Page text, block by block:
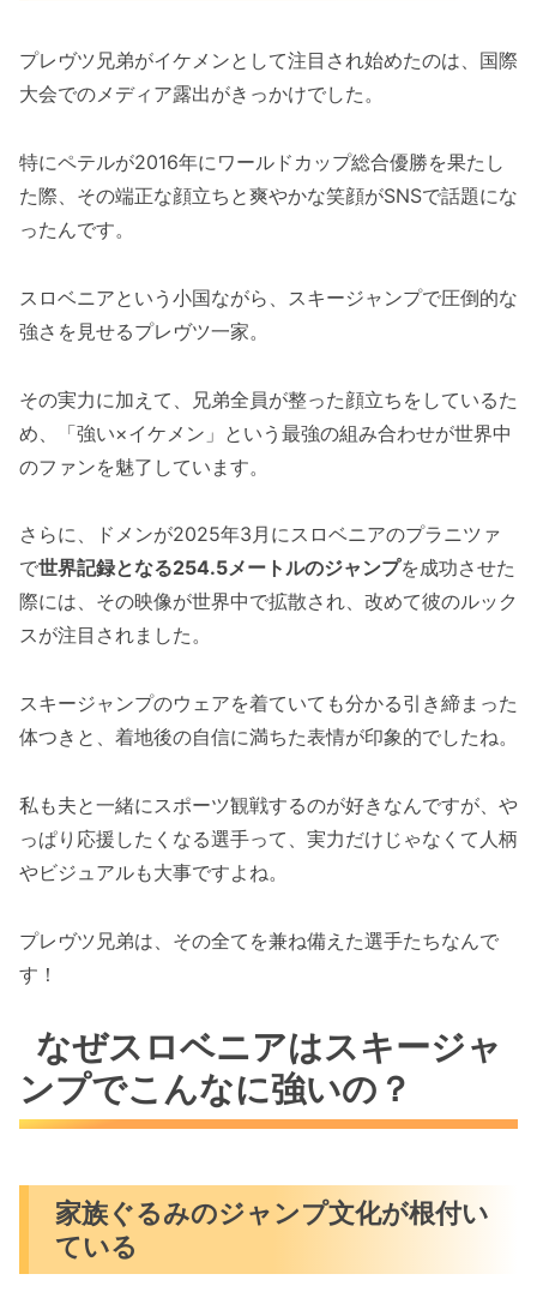
プレヴツ兄弟がイケメンとして注目され始めたのは、国際
大会でのメディア露出がきっかけでした。
特にペテルが2016年にワールドカップ総合優勝を果たし
た際、その端正な顔立ちと爽やかな笑顔がSNSで話題にな
ったんです。
スロベニアという小国ながら、スキージャンプで圧倒的な
強さを見せるプレヴツ一家。
その実力に加えて、兄弟全員が整った顔立ちをしているた
め、「強い×イケメン」という最強の組み合わせが世界中
のファンを魅了しています。
さらに、ドメンが2025年3月にスロベニアのプラニツァ
で世界記録となる254.5メートルのジャンプを成功させた
際には、その映像が世界中で拡散され、改めて彼のルック
スが注目されました。
スキージャンプのウェアを着ていても分かる引き締まった
体つきと、着地後の自信に満ちた表情が印象的でしたね。
私も夫と一緒にスポーツ観戦するのが好きなんですが、や
っぱり応援したくなる選手って、実力だけじゃなくて人柄
やビジュアルも大事ですよね。
プレヴツ兄弟は、その全てを兼ね備えた選手たちなんで
す！
なぜスロベニアはスキージャ
ンプでこんなに強いの？
家族ぐるみのジャンプ文化が根付い
ている